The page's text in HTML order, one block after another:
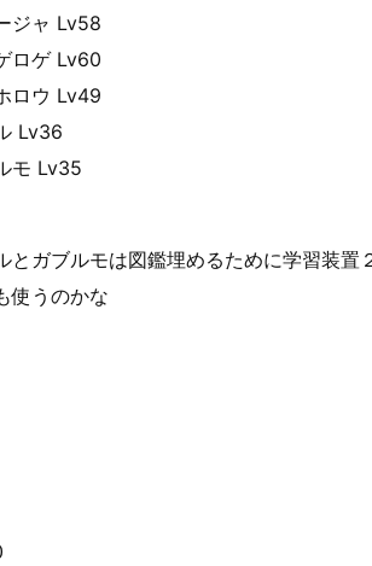
ジャ Lv58
ロゲ Lv60
ロウ Lv49
Lv36
モ Lv35
とガブルモは図鑑埋めるために学習装
使うのかな